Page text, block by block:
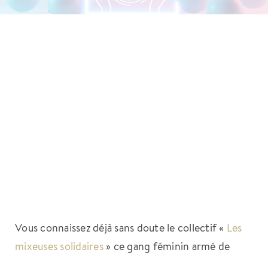
Vous connaissez déjà sans doute le collectif « Les
mixeuses solidaires» ce gang féminin armé de